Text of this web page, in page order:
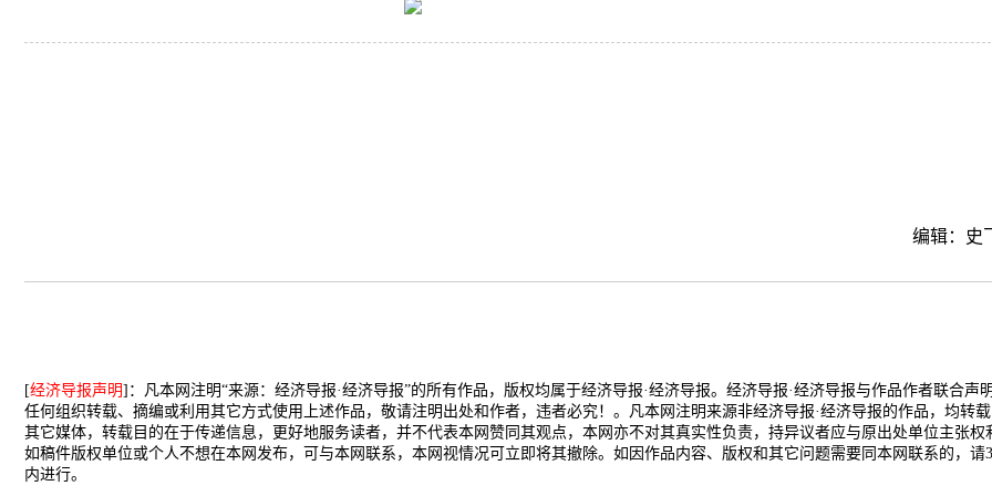
编辑：史
[经济导报声明]：凡本网注明“来源：经济导报·经济导报”的所有作品，版权均属于经济导报·经济导报。经济导报·经济导报与作品作者联合声明
任何组织转载、摘编或利用其它方式使用上述作品，敬请注明出处和作者，违者必究！。凡本网注明来源非经济导报·经济导报的作品，均转载
其它媒体，转载目的在于传递信息，更好地服务读者，并不代表本网赞同其观点，本网亦不对其真实性负责，持异议者应与原出处单位主张权
如稿件版权单位或个人不想在本网发布，可与本网联系，本网视情况可立即将其撤除。如因作品内容、版权和其它问题需要同本网联系的，请
内进行。